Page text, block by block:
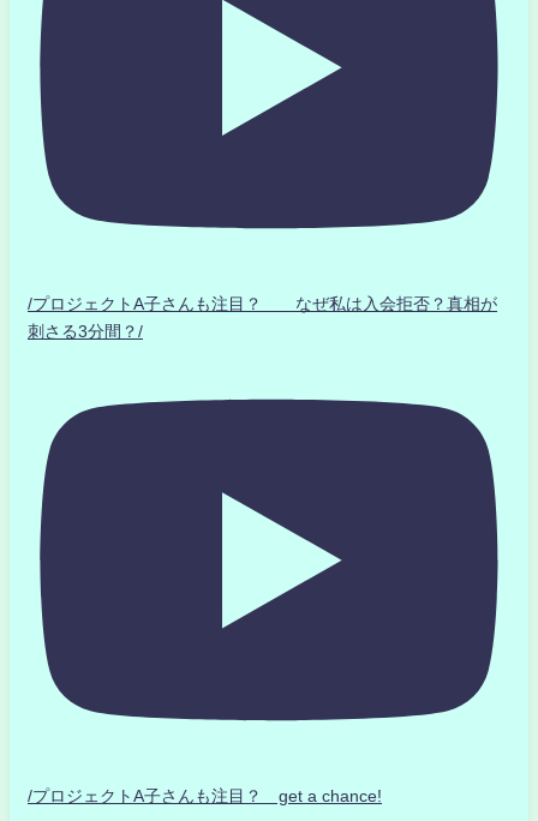
/プロジェクトA子さんも注目？ なぜ私は入会拒否？真相が
刺さる3分間？/
/プロジェクトA子さんも注目？ get a chance!